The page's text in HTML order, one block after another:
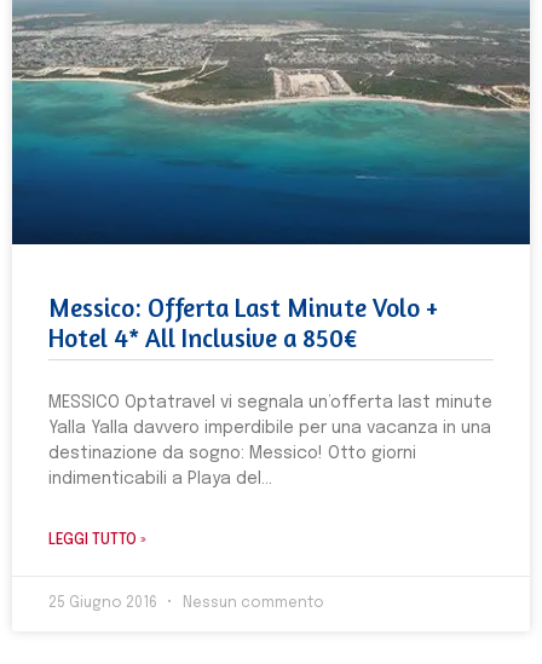
Messico: Offerta Last Minute Volo +
Hotel 4* All Inclusive a 850€
MESSICO Optatravel vi segnala un’offerta last minute
Yalla Yalla davvero imperdibile per una vacanza in una
destinazione da sogno: Messico! Otto giorni
indimenticabili a Playa del
LEGGI TUTTO »
25 Giugno 2016 Nessun commento